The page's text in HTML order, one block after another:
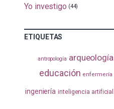
Yo investigo (44)
ETIQUETAS
antropología arqueología
educación enfermería
ingeniería inteligencia artificial